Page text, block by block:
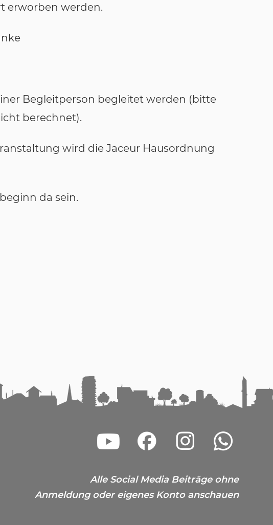
erworben werden.
Begleitperson begleitet werden (bitte
berechnet).
wird die Jaceur Hausordnung
da sein.
Alle Social Media Beiträge ohne
Anmeldung oder eigenes Konto anschauen